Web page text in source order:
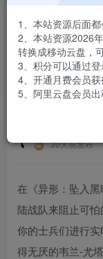
免费
安装包大小
游戏本体大小
30天前发布
在《异形：坠入
陆战队来阻止可
你的士兵们进行
得无厌的韦兰-尤
1、本站资源后面
2、本站资源2026
转换成移动云盘，
3、积分可以通过
4、开通月费会员
5、阿里云盘会员